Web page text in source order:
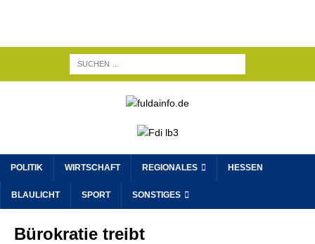
POLITIK WIRTSCHAFT REGIONALES HESSEN
BLAULICHT SPORT SONSTIGES
Bürokratie treibt